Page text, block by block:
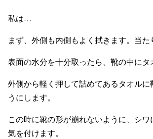
私は…
まず、外側も内側もよく拭きます。当た
表面の水分を十分取ったら、靴の中にタ
外側から軽く押して詰めてあるタオルに
うにします。
この時に靴の形が崩れないように、シワ
気を付けます。